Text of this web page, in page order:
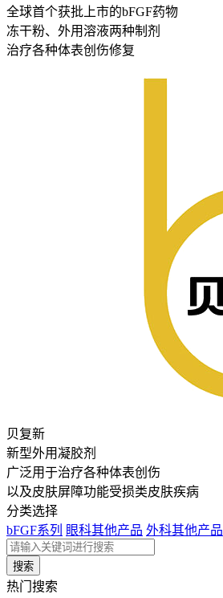
全球首个获批上市的bFGF药物
冻干粉、外用溶液两种制剂
治疗各种体表创伤修复
贝复新
新型外用凝胶剂
广泛用于治疗各种体表创伤
以及皮肤屏障功能受损类皮肤疾病
分类选择
bFGF系列 眼科其他产品 外科其他产品
热门搜索